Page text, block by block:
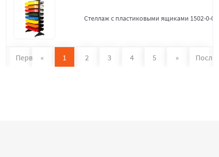
Стеллаж с пластиковыми ящиками 1502-0-0-
Первая « 1 2 3 4 5 »